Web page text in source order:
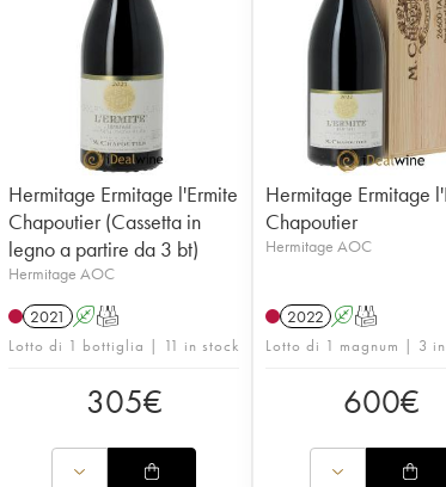
Hermitage Ermitage l'Ermite
Chapoutier (Cassetta in
legno a partire da 3 bt)
Hermitage AOC
2021 AT
Lotto di 1 bottiglia | 11 in stock
305€
Hermitage Ermitage
Chapoutier
Hermitage AOC
2022 AT
Lotto di 1 magnum | 3
600€